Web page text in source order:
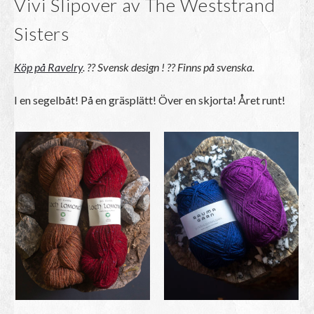
Vivi Slipover av The Weststrand
Sisters
Köp på Ravelry. ?? Svensk design ! ?? Finns på svenska.
I en segelbåt! På en gräsplätt! Över en skjorta! Året runt!